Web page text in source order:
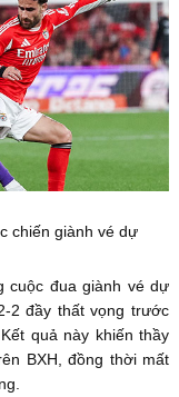
chiến giành vé dự
cuộc đua giành vé dự
2 đầy thất vọng trước
quả này khiến thầy
BXH, đồng thời mất